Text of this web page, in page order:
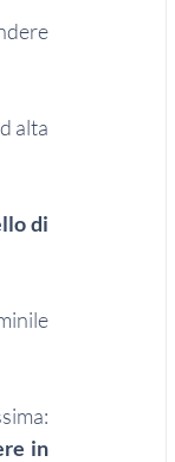
alta
di
in